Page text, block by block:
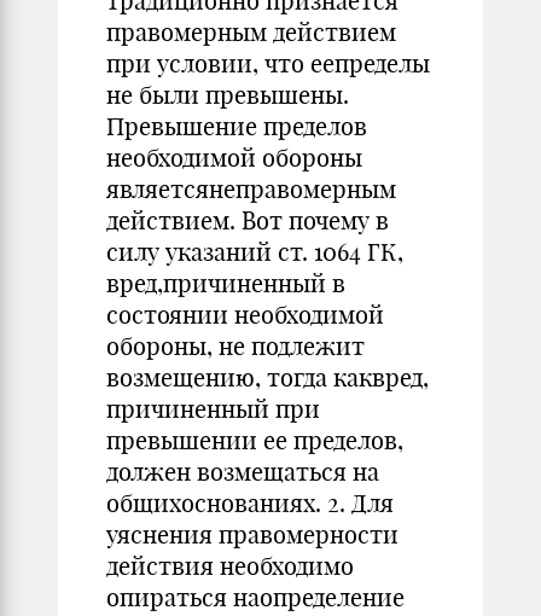
правомерным действием
при условии, что еепределы
не были превышены.
Превышение пределов
необходимой обороны
являетсянеправомерным
действием. Вот почему в
силу указаний ст. 1064 ГК,
вред,причиненный в
состоянии необходимой
обороны, не подлежит
возмещению, тогда каквред,
причиненный при
превышении ее пределов,
должен возмещаться на
общихоснованиях. 2. Для
уяснения правомерности
действия необходимо
опираться наопределение